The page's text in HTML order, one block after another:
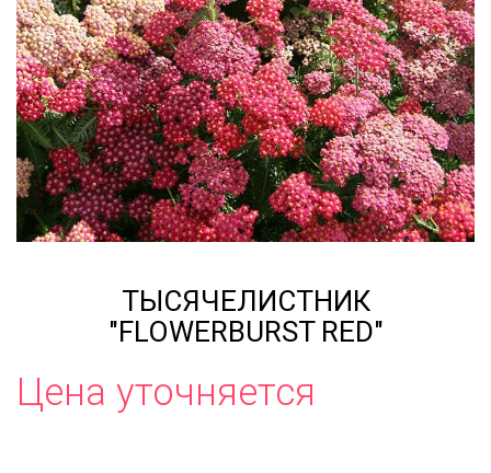
ТЫСЯЧЕЛИСТНИК
"FLOWERBURST RED"
Цена уточняется